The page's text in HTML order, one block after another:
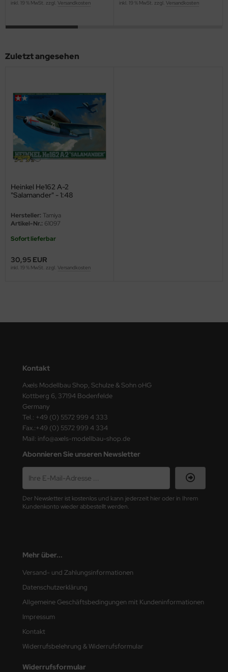
inkl. 19 % MwSt. zzgl. Versandkosten inkl. 19 % MwSt. zzgl. Versandkosten
Zuletzt angesehen
Heinkel He162 A-2
"Salamander" - 1:48
Hersteller: Tamiya
Artikel-Nr.: 61097
Sofort lieferbar
30,95 EUR
inkl. 19 % MwSt. zzgl. Versandkosten
Kontakt
Axels Modellbau Shop, Schulze & Sohn oHG
Kottberg 6, 37194 Bodenfelde
Germany
Tel.: +49 (0) 5572 999 4 333
Fax.:+49 (0) 5572 999 4 334
Mail: info@axels-modellbau-shop.de
Abonnieren Sie unseren Newsletter
Der Newsletter ist kostenlos und kann jederzeit hier oder in Ihrem
Kundenkonto wieder abbestellt werden.
Mehr über...
Versand- und Zahlungsinformationen
Datenschutzerklärung
Allgemeine Geschäftsbedingungen mit Kundeninformationen
Impressum
Kontakt
Widerrufsbelehrung & Widerrufsformular
Widerrufsformular
Hawk Model
Factory
Box LTD
Tools
Hobby
Models
Hobby / Gunze Sangyo
Beemax
Hobby
Lights
Model